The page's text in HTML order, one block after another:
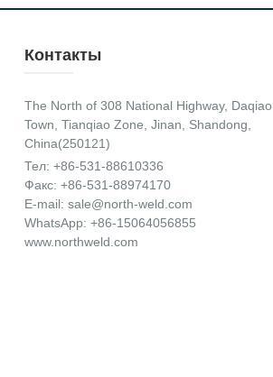
Контакты
The North of 308 National Highway, Daqiao
Town, Tianqiao Zone, Jinan, Shandong,
China(250121)
Тел: +86-531-88610336
Факс: +86-531-88974170
E-mail: sale@north-weld.com
WhatsApp: +86-15064056855
www.northweld.com